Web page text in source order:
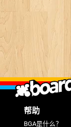
帮助
BGA是什么？